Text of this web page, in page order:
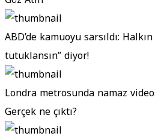
ABD’de kamuoyu sarsıldı:
tutuklansın” diyor!
Londra metrosunda namaz
Gerçek ne çıktı?